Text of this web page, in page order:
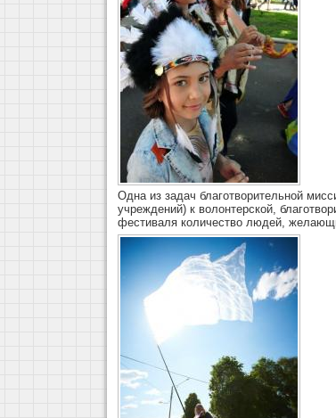
Одна из задач благотворительной
учреждений) к волонтерской,
фестиваля количество людей,